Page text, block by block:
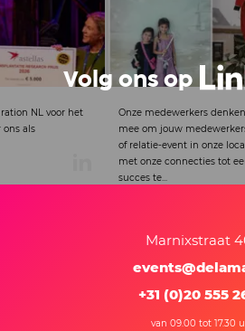
denken graag
event
Ook zo genoten van het
afgelopen dagen!? De
zich al zien en alles wordt
weer een stukje
natuur om...
Volg ons op
Marnixstraat
+31 (0)20 555
van 09.00 tot 17.30